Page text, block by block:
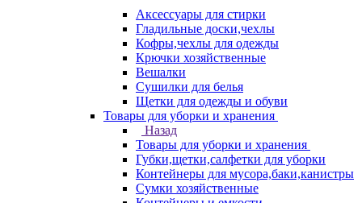
Аксессуары для стирки
Гладильные доски,чехлы
Кофры,чехлы для одежды
Крючки хозяйственные
Вешалки
Сушилки для белья
Щетки для одежды и обуви
Товары для уборки и хранения
Назад
Товары для уборки и хранения
Губки,щетки,салфетки для уборки
Контейнеры для мусора,баки,канистры
Сумки хозяйственные